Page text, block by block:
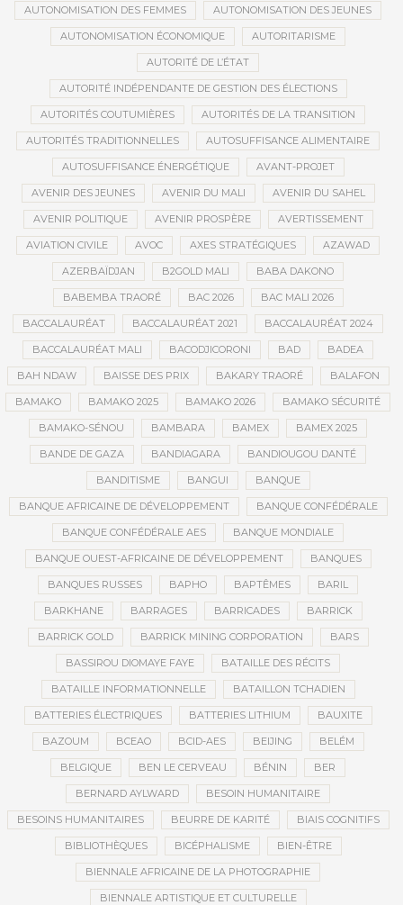
AUTONOMISATION DES FEMMES AUTONOMISATION DES JEUNES
AUTONOMISATION ÉCONOMIQUE AUTORITARISME
AUTORITÉ DE L’ÉTAT
AUTORITÉ INDÉPENDANTE DE GESTION DES ÉLECTIONS
AUTORITÉS COUTUMIÈRES AUTORITÉS DE LA TRANSITION
AUTORITÉS TRADITIONNELLES AUTOSUFFISANCE ALIMENTAIRE
AUTOSUFFISANCE ÉNERGÉTIQUE AVANT-PROJET
AVENIR DES JEUNES AVENIR DU MALI AVENIR DU SAHEL
AVENIR POLITIQUE AVENIR PROSPÈRE AVERTISSEMENT
AVIATION CIVILE AVOC AXES STRATÉGIQUES AZAWAD
AZERBAÏDJAN B2GOLD MALI BABA DAKONO
BABEMBA TRAORÉ BAC 2026 BAC MALI 2026
BACCALAURÉAT BACCALAURÉAT 2021 BACCALAURÉAT 2024
BACCALAURÉAT MALI BACODJICORONI BAD BADEA
BAH NDAW BAISSE DES PRIX BAKARY TRAORÉ BALAFON
BAMAKO BAMAKO 2025 BAMAKO 2026 BAMAKO SÉCURITÉ
BAMAKO-SÉNOU BAMBARA BAMEX BAMEX 2025
BANDE DE GAZA BANDIAGARA BANDIOUGOU DANTÉ
BANDITISME BANGUI BANQUE
BANQUE AFRICAINE DE DÉVELOPPEMENT BANQUE CONFÉDÉRALE
BANQUE CONFÉDÉRALE AES BANQUE MONDIALE
BANQUE OUEST-AFRICAINE DE DÉVELOPPEMENT BANQUES
BANQUES RUSSES BAPHO BAPTÊMES BARIL
BARKHANE BARRAGES BARRICADES BARRICK
BARRICK GOLD BARRICK MINING CORPORATION BARS
BASSIROU DIOMAYE FAYE BATAILLE DES RÉCITS
BATAILLE INFORMATIONNELLE BATAILLON TCHADIEN
BATTERIES ÉLECTRIQUES BATTERIES LITHIUM BAUXITE
BAZOUM BCEAO BCID-AES BEIJING BELÉM
BELGIQUE BEN LE CERVEAU BÉNIN BER
BERNARD AYLWARD BESOIN HUMANITAIRE
BESOINS HUMANITAIRES BEURRE DE KARITÉ BIAIS COGNITIFS
BIBLIOTHÈQUES BICÉPHALISME BIEN-ÊTRE
BIENNALE AFRICAINE DE LA PHOTOGRAPHIE
BIENNALE ARTISTIQUE ET CULTURELLE